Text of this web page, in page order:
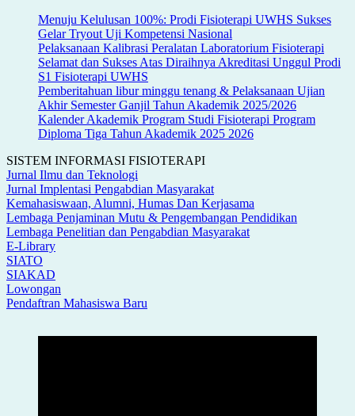
Menuju Kelulusan 100%: Prodi Fisioterapi UWHS Sukses
Gelar Tryout Uji Kompetensi Nasional
Pelaksanaan Kalibrasi Peralatan Laboratorium Fisioterapi
Selamat dan Sukses Atas Diraihnya Akreditasi Unggul Prodi
S1 Fisioterapi UWHS
Pemberitahuan libur minggu tenang & Pelaksanaan Ujian
Akhir Semester Ganjil Tahun Akademik 2025/2026
Kalender Akademik Program Studi Fisioterapi Program
Diploma Tiga Tahun Akademik 2025 2026
SISTEM INFORMASI FISIOTERAPI
Jurnal Ilmu dan Teknologi
Jurnal Implentasi Pengabdian Masyarakat
Kemahasiswaan, Alumni, Humas Dan Kerjasama
Lembaga Penjaminan Mutu & Pengembangan Pendidikan
Lembaga Penelitian dan Pengabdian Masyarakat
E-Library
SIATO
SIAKAD
Lowongan
Pendaftran Mahasiswa Baru